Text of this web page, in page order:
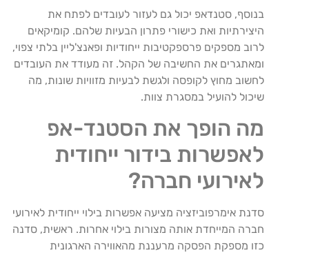
בנוסף, סטנדאפ יכול גם לעזור לעובדים לפתח את
היצירתיות ואת כישורי פתרון הבעיות שלהם. קומיקאים
לרוב מספקים פרספקטיבות ייחודיות ופאנצ'ליין בלתי צפוי,
ומאתגרים את החשיבה של הקהל. זה מעודד את העובדים
לחשוב מחוץ לקופסה ולגשת לבעיות מזוויות שונות, מה
שיכול להועיל במסגרת צוות.
מה הופך את הסטנד-אפ
לאפשרות בידור ייחודית
לאירועי חברה?
סדנת אימרפוביזציה מציעה אפשרות בילוי ייחודית לאירועי
חברה המייחדת אותה מצורות בילוי אחרות. ראשית, סדנה
כזו מספקת הפסקה מרעננת מהאווירה הארגונית